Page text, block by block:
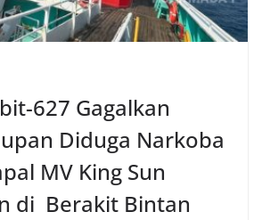
627 Gagalkan
Diduga Narkoba
MV King Sun
di Berakit Bintan